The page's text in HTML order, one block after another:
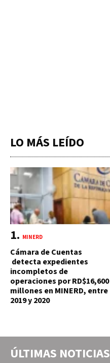
LO MÁS LEÍDO
MINERD
Cámara de Cuentas
detecta expedientes
incompletos de
operaciones por RD$16,600
millones en MINERD, entre
2019 y 2020
ÚLTIMAS NOTICIAS